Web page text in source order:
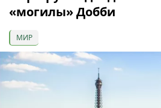
«могилы» Добби
МИР